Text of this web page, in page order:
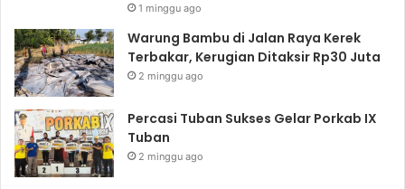
1 minggu ago
Warung Bambu di Jalan Raya Kerek
Terbakar, Kerugian Ditaksir Rp30 Juta
2 minggu ago
Percasi Tuban Sukses Gelar Porkab IX
Tuban
2 minggu ago